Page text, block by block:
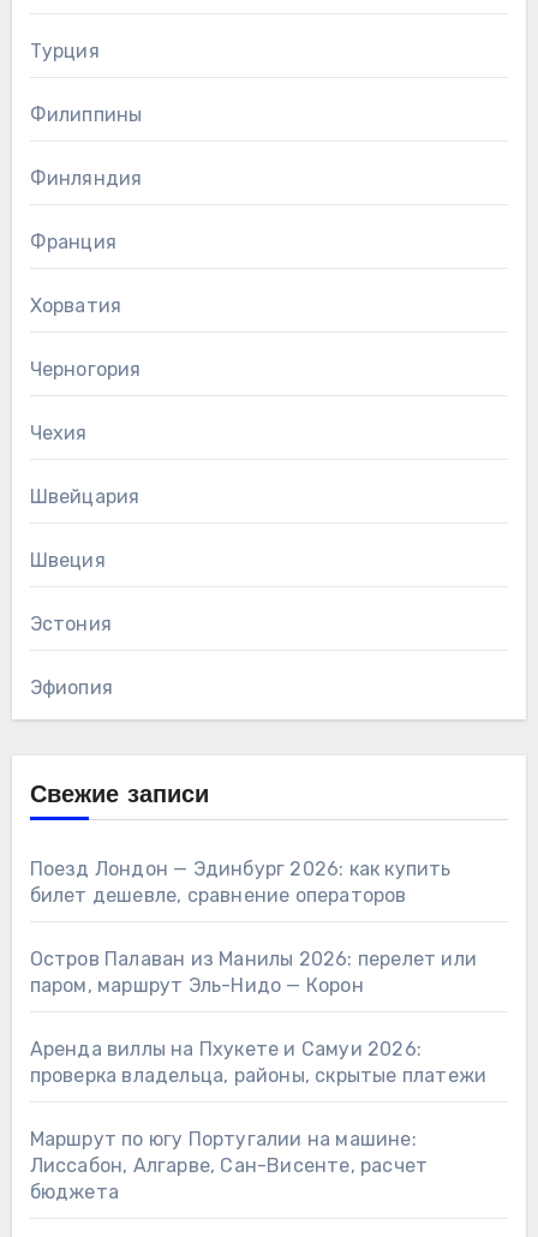
Турция
Филиппины
Финляндия
Франция
Хорватия
Черногория
Чехия
Швейцария
Швеция
Эстония
Эфиопия
Свежие записи
Поезд Лондон — Эдинбург 2026: как купить
билет дешевле, сравнение операторов
Остров Палаван из Манилы 2026: перелет или
паром, маршрут Эль-Нидо — Корон
Аренда виллы на Пхукете и Самуи 2026:
проверка владельца, районы, скрытые платежи
Маршрут по югу Португалии на машине:
Лиссабон, Алгарве, Сан-Висенте, расчет
бюджета